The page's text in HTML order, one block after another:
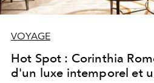
VOYAGE
Hot Spot : Corinthia
d'un luxe intemporel et